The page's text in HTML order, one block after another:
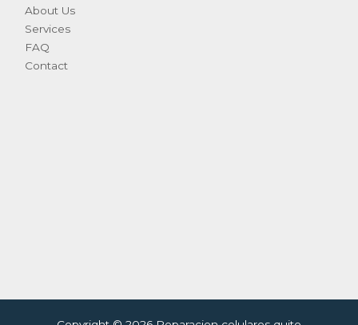
About Us
Services
FAQ
Contact